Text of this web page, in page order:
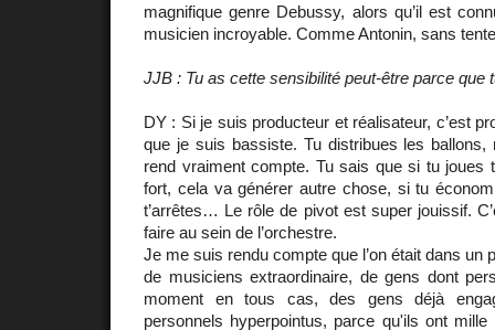
magnifique genre Debussy, alors qu’il est
musicien incroyable. Comme Antonin, sans
JJB : Tu as cette sensibilité peut-être parce
DY : Si je suis producteur et réalisateur, c’est
que je suis bassiste. Tu distribues les ballons,
rend vraiment compte. Tu sais que si tu joues
fort, cela va générer autre chose, si tu
t’arrêtes… Le rôle de pivot est super jouissif.
faire au sein de l’orchestre.
Je me suis rendu compte que l’on était dans un
de musiciens extraordinaire, de gens dont
moment en tous cas, des gens déjà
personnels hyperpointus, parce qu'ils ont